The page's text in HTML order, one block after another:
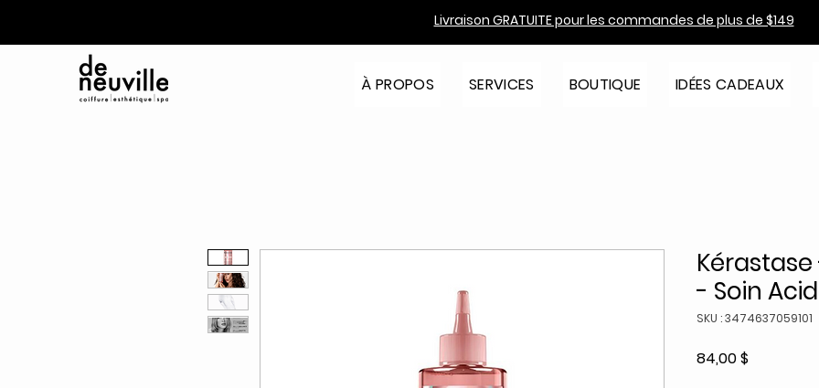
Livraison GRATUITE pour les commandes de plus de $149
À PROPOS SERVICES BOUTIQUE IDÉES CADEAUX
- Soin
SKU : 3474637059101
84,00 $